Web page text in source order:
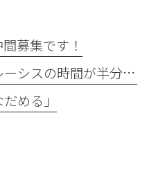
募集です！
多汗症治療イオントフォレーシスの時間が半分に
める」